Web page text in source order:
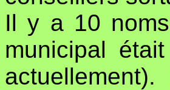
Il y a 10
municipal